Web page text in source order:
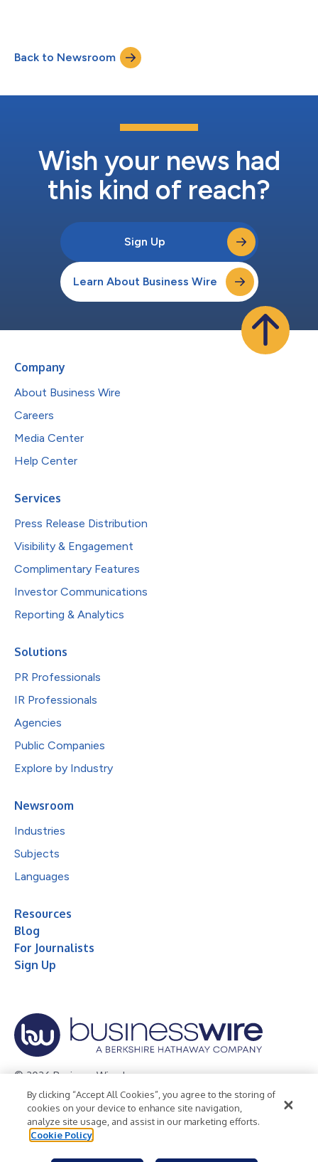
is een erkende en ervaren leider in de farmaceutische industrie
met meer dan dertig jaar ervaring in productieactiviteiten en
engineering. Zijn meest recente fun...
Back to Newsroom
Wish your news had
this kind of reach?
Sign Up
Learn About Business Wire
Company
About Business Wire
Careers
Media Center
Help Center
Services
Press Release Distribution
Visibility & Engagement
Complimentary Features
Investor Communications
Reporting & Analytics
Solutions
PR Professionals
IR Professionals
Agencies
Public Companies
Explore by Industry
Newsroom
Industries
Subjects
Languages
Resources
Blog
For Journalists
Sign Up
© 2026 Business Wire, Inc.
Privacy Policy Cookie Policy
Accessibility Statement
Terms of Use
Legal
By clicking “Accept All Cookies”, you agree to the storing of
cookies on your device to enhance site navigation,
analyze site usage, and assist in our marketing efforts.
Cookie Policy